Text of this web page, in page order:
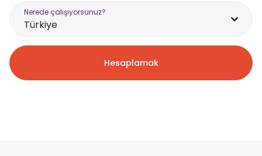
Nerede çalışıyorsunuz?
Türkiye
Hesaplamak